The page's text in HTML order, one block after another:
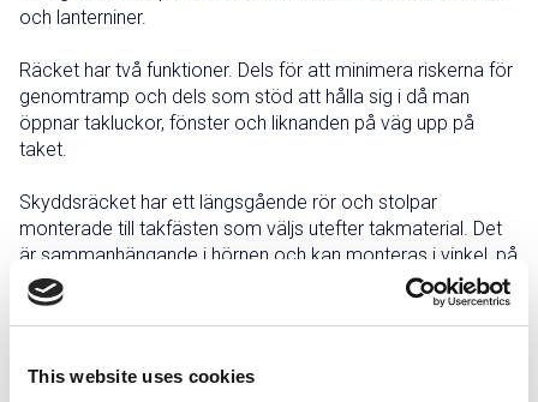
This website uses cookies
och lanterniner.
Räcket har två funktioner. Dels för att minimera riskerna för
genomtramp och dels som stöd att hålla sig i då man
öppnar takluckor, fönster och liknanden på väg upp på
taket.
Skyddsräcket har ett längsgående rör och stolpar
monterade till takfästen som väljs utefter takmaterial. Det
är sammanhängande i hörnen och kan monteras i vinkel, på
tre sidor eller runt om takfönster. Max avstånd mellan
stolparna är 1500 mm. Utförande enligt SS 831333.